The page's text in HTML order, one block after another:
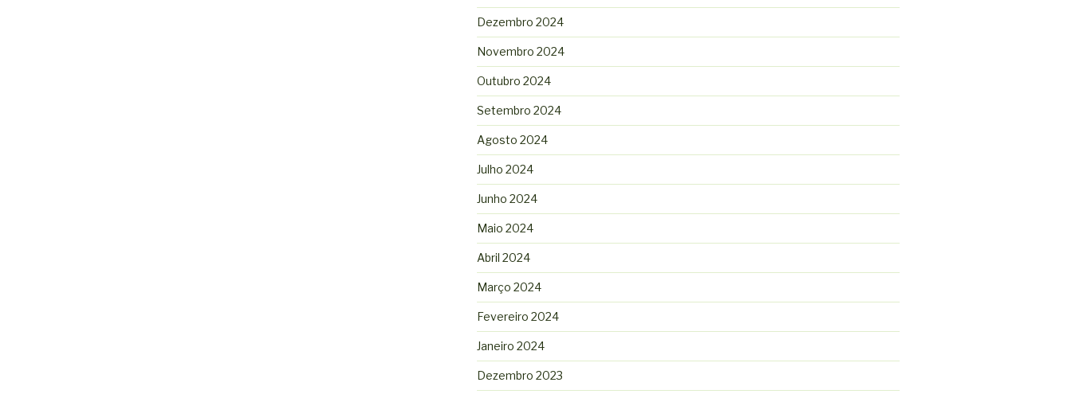
Dezembro 2024
Novembro 2024
Outubro 2024
Setembro 2024
Agosto 2024
Julho 2024
Junho 2024
Maio 2024
Abril 2024
Março 2024
Fevereiro 2024
Janeiro 2024
Dezembro 2023